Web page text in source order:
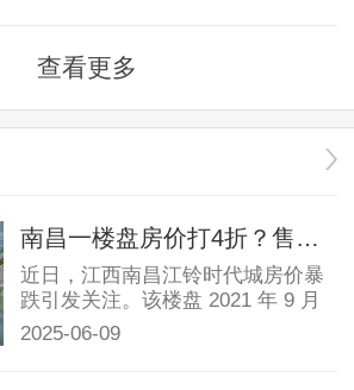
查看更多
南昌一楼盘房价打4折？售楼部回应
近日，江西南昌江铃时代城房价暴
跌引发关注。该楼盘 2021 年 9 月
开盘均价 1.2 万元 /...
2025-06-09